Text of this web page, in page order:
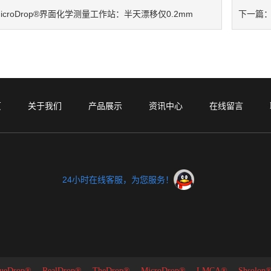
界面化学测量工作站：半天漂移仅0.2mm 下一篇
关于我们 产品展示 资讯中心 在线留言
24小时在线客服，为您服务！